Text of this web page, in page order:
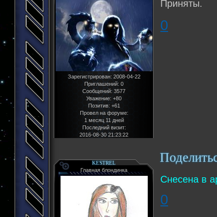
Зарегистрирован: 2008-04-22
Приглашений: 0
Сообщений: 3577
Уважение: +80
Позитив: +61
Провел на форуме:
1 месяц 11 дней
Последний визит:
2016-08-30 21:23:22
Приняты.
0
KESTREL
Главная блондинка
Снесена в
0